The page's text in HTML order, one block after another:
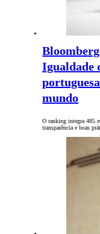
Igualdade
mundo
O ranking integra 485
transparência e boas